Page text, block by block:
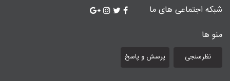
شبکه اجتماعی های ما
منو ها
نظرسنجی پرسش و پاسخ